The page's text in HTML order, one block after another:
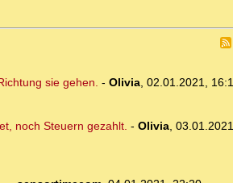
sie gehen. - Olivia, 02.01.2021,
noch Steuern gezahlt. - Olivia,